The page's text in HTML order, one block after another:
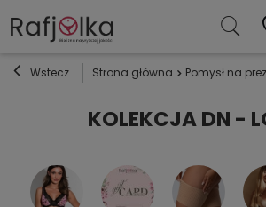
Wstecz Strona główna Pomysł na
KOLEKCJA DN -